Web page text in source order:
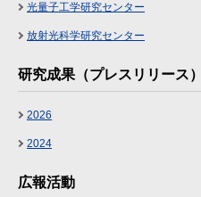
光量子工学研究センター
放射光科学研究センター
研究成果（プレスリリース）
2026
2024
広報活動